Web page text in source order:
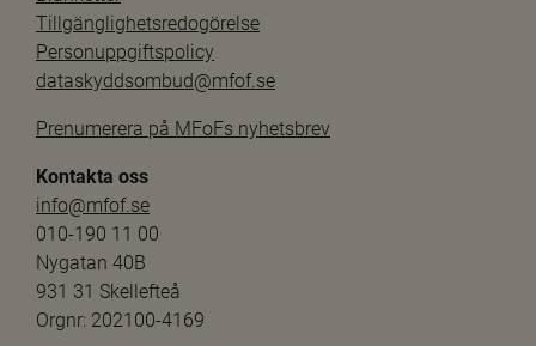
Tillgänglighetsredogörelse
Personuppgiftspolicy
dataskyddsombud@mfof.se
Prenumerera på MFoFs nyhetsbrev
Kontakta oss
info@mfof.se
010-190 11 00
Nygatan 40B
931 31 Skellefteå
Orgnr: 202100-4169